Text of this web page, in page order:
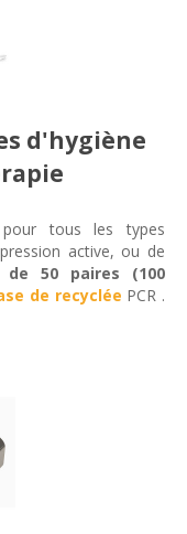
d'hygiène
tous les types
active, ou de
de 50 paires (100
de recyclée PCR .